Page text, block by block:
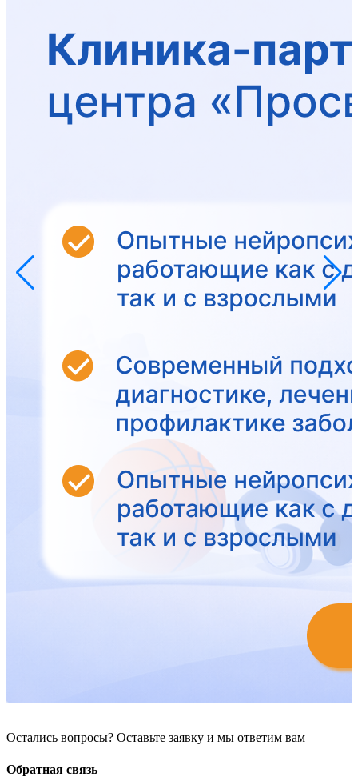
Остались вопросы? Оставьте заявку и мы ответим вам
Обратная связь